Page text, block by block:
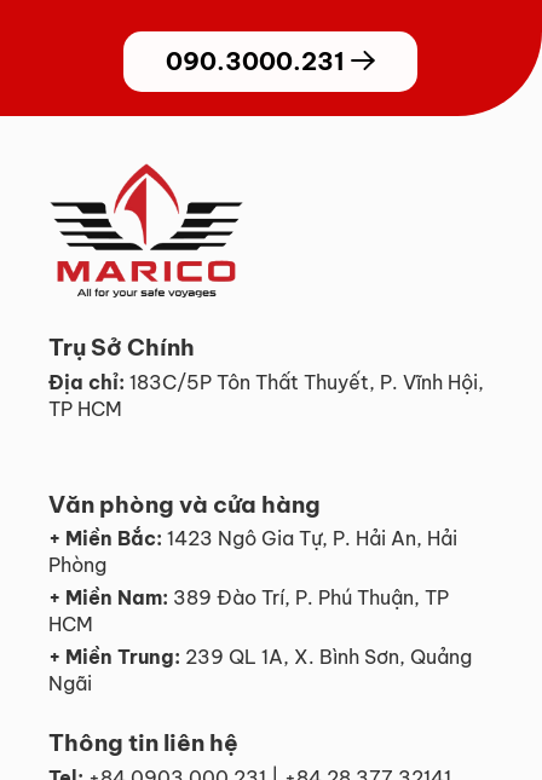
090.3000.231
Trụ Sở Chính
Địa chỉ: 183C/5P Tôn Thất Thuyết, P. Vĩnh Hội,
TP HCM
Văn phòng và cửa hàng
+ Miền Bắc: 1423 Ngô Gia Tự, P. Hải An, Hải
Phòng
+ Miền Nam: 389 Đào Trí, P. Phú Thuận, TP
HCM
+ Miền Trung: 239 QL 1A, X. Bình Sơn, Quảng
Ngãi
Thông tin liên hệ